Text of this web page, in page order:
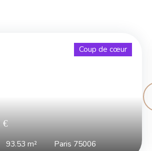
€
93.53 m² Paris 75006
Coup de cœur